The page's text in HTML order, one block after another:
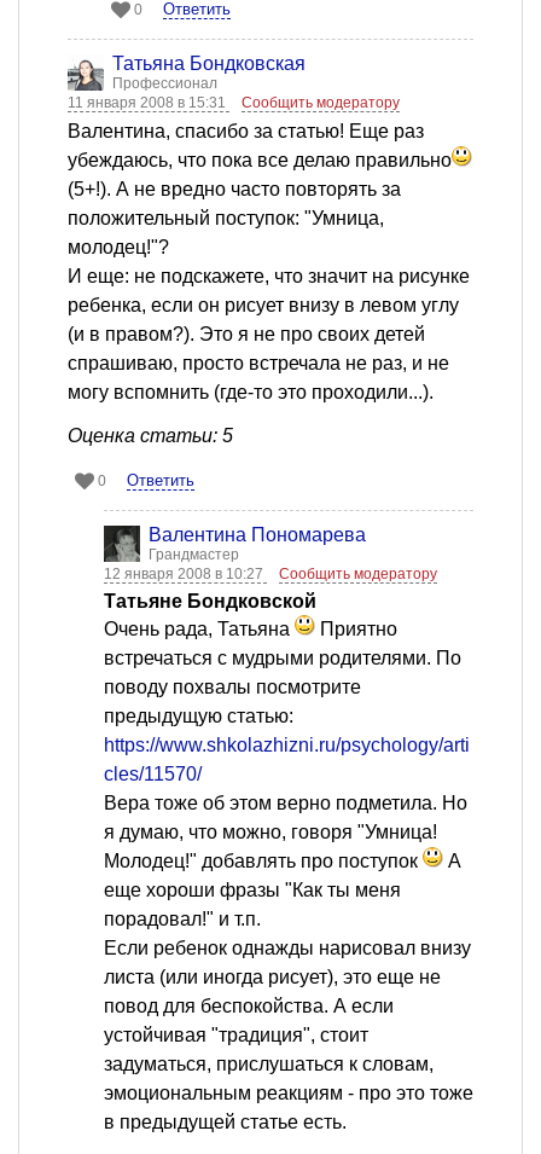
0 Ответить
Татьяна Бондковская
Профессионал
11 января 2008 в 15:31
Сообщить модератору
Валентина, спасибо за статью! Еще раз
убеждаюсь, что пока все делаю правильно
(5+!). А не вредно часто повторять за
положительный поступок: "Умница,
молодец!"?
И еще: не подскажете, что значит на рисунке
ребенка, если он рисует внизу в левом углу
(и в правом?). Это я не про своих детей
спрашиваю, просто встречала не раз, и не
могу вспомнить (где-то это проходили...).
Оценка статьи: 5
0 Ответить
Валентина Пономарева
Грандмастер
12 января 2008 в 10:27
Сообщить модератору
Татьяне Бондковской
Очень рада, Татьяна
Приятно
встречаться с мудрыми родителями. По
поводу похвалы посмотрите
предыдущую статью:
https://www.shkolazhizni.ru/psychology/arti
cles/11570/
Вера тоже об этом верно подметила. Но
я думаю, что можно, говоря "Умница!
Молодец!" добавлять про поступок
А
еще хороши фразы "Как ты меня
порадовал!" и т.п.
Если ребенок однажды нарисовал внизу
листа (или иногда рисует), это еще не
повод для беспокойства. А если
устойчивая "традиция", стоит
задуматься, прислушаться к словам,
эмоциональным реакциям - про это тоже
в предыдущей статье есть.